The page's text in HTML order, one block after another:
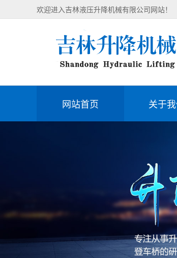
欢迎进入吉林液压升降机械有限公司网站！
网站首页 关于